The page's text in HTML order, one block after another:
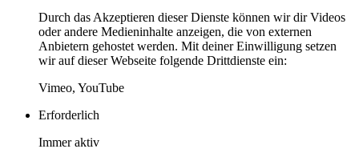
Durch das Akzeptieren dieser Dienste können wir dir Videos
oder andere Medieninhalte anzeigen, die von externen
Anbietern gehostet werden. Mit deiner Einwilligung setzen
wir auf dieser Webseite folgende Drittdienste ein:
Vimeo, YouTube
Erforderlich
Immer aktiv